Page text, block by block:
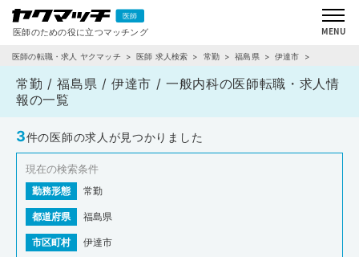
医師の転職・求人 ヤクマッチ 医師 求人検索 常勤 福島県 伊達市
一般内科
常勤 / 福島県 / 伊達市 / 一般内科の医師転職・求人情
報の一覧
3件の医師の求人が見つかりました
現在の検索条件
勤務形態 常勤
都道府県 福島県
市区町村 伊達市